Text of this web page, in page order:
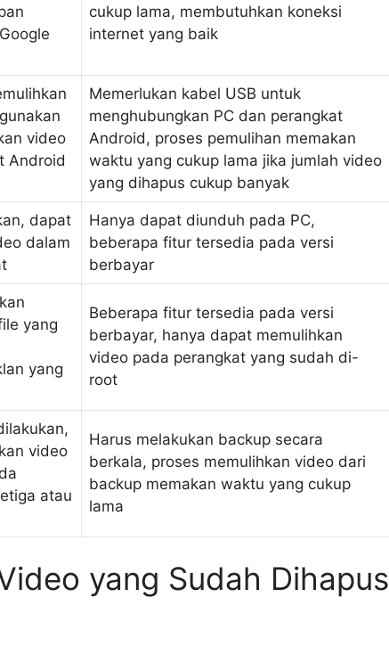
cukup lama, membutuhkan koneksi
internet yang baik
video
Android
Memerlukan kabel USB untuk
menghubungkan PC dan perangkat
Android, proses pemulihan memakan
waktu yang cukup lama jika jumlah video
yang dihapus cukup banyak
dapat
dalam
Hanya dapat diunduh pada PC,
beberapa fitur tersedia pada versi
berbayar
yang
yang
Beberapa fitur tersedia pada versi
berbayar, hanya dapat memulihkan
video pada perangkat yang sudah di-
root
video
atau
Harus melakukan backup secara
berkala, proses memulihkan video dari
backup memakan waktu yang cukup
lama
yang Sudah Dihapus